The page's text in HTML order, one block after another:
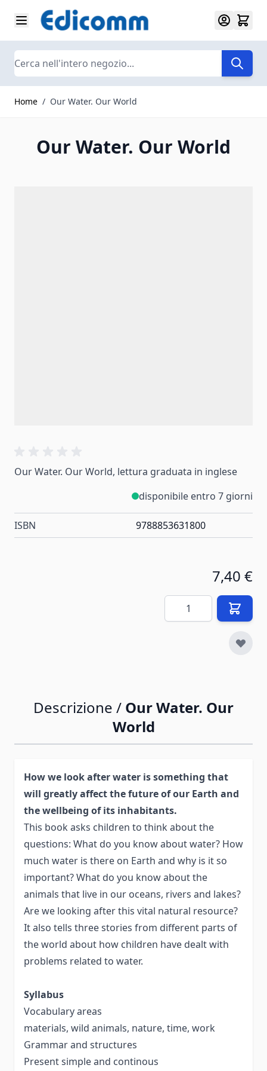
Salta al contenuto
Search
Home / Our Water. Our World
Our Water. Our World
Our Water. Our World, lettura graduata in inglese
disponibile entro 7 giorni
ISBN 9788853631800
7,40 €
Quantità
Descrizione / Our Water. Our
World
How we look after water is something that
will greatly affect the future of our Earth and
the wellbeing of its inhabitants.
This book asks children to think about the
questions: What do you know about water? How
much water is there on Earth and why is it so
important? What do you know about the
animals that live in our oceans, rivers and lakes?
Are we looking after this vital natural resource?
It also tells three stories from different parts of
the world about how children have dealt with
problems related to water.
Syllabus
Vocabulary areas
materials, wild animals, nature, time, work
Grammar and structures
Present simple and continous